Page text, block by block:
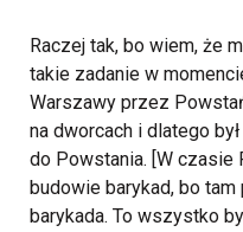
Raczej tak, bo wiem, że
takie zadanie w
Warszawy przez
na dworcach i dlatego
do Powstania. [W czasie
budowie barykad, bo tam
barykada. To wszystko